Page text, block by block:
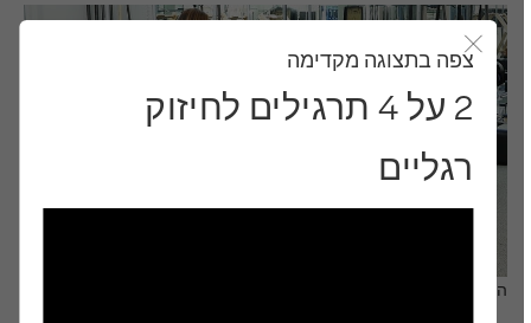
סגור את מודאל
צפה בתצוגה מקדימה
2 על 4 תרגילים לחיזוק
רגליים
התבונן ותלמד